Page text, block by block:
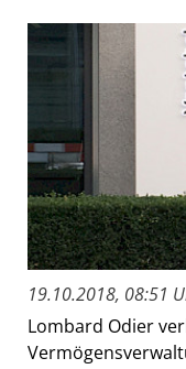
19.10.2018, 08:51
Lombard Odier